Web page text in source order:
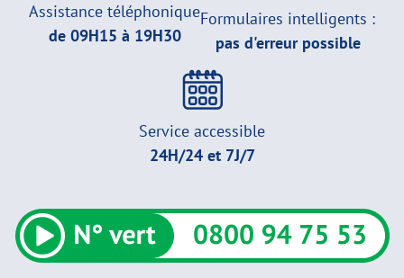
Assistance téléphonique
de 09H15 à 19H30
Formulaires intelligents :
pas d'erreur possible
Service accessible
24H/24 et 7J/7